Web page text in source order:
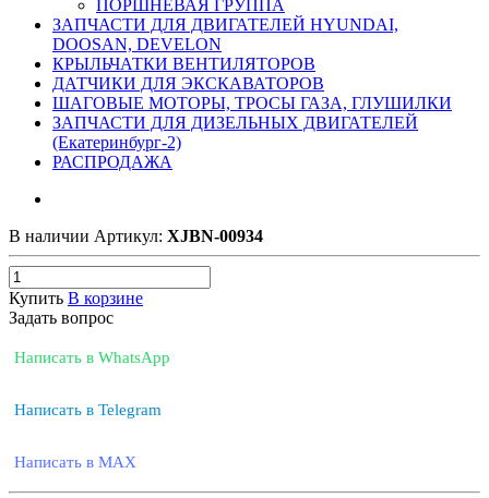
ПОРШНЕВАЯ ГРУППА
ЗАПЧАСТИ ДЛЯ ДВИГАТЕЛЕЙ HYUNDAI,
DOOSAN, DEVELON
КРЫЛЬЧАТКИ ВЕНТИЛЯТОРОВ
ДАТЧИКИ ДЛЯ ЭКСКАВАТОРОВ
ШАГОВЫЕ МОТОРЫ, ТРОСЫ ГАЗА, ГЛУШИЛКИ
ЗАПЧАСТИ ДЛЯ ДИЗЕЛЬНЫХ ДВИГАТЕЛЕЙ
(Екатеринбург-2)
РАСПРОДАЖА
В наличии Артикул: XJBN-00934
Купить В корзине
Задать вопрос
Написать в WhatsApp
Написать в Telegram
Написать в MAX